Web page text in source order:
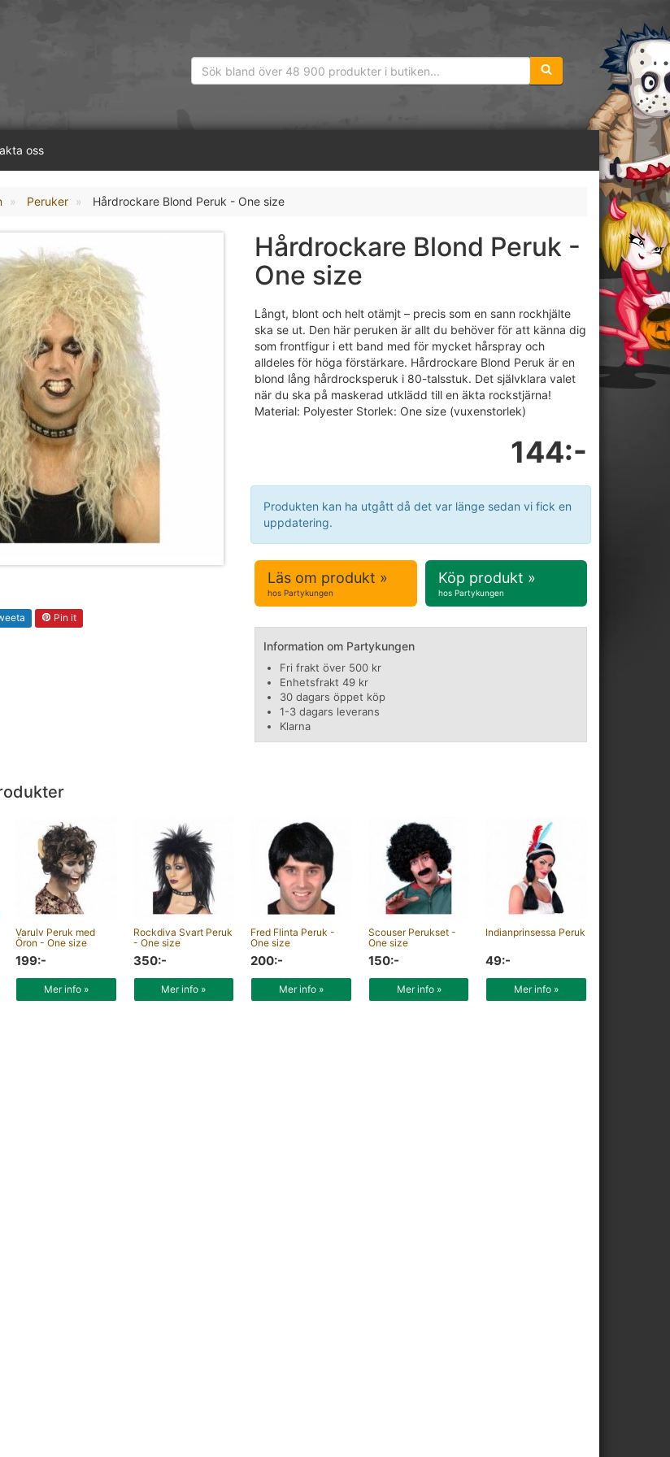
Sökfras:
oss
Peruker Hårdrockare Blond Peruk - One size
Pin it
Hårdrockare Blond Peruk -
One size
Långt, blont och helt otämjt – precis som en sann rockhjälte
ska se ut. Den här peruken är allt du behöver för att känna dig
som frontfigur i ett band med för mycket hårspray och
alldeles för höga förstärkare. Hårdrockare Blond Peruk är en
blond lång hårdrocksperuk i 80-talsstuk. Det självklara valet
när du ska på maskerad utklädd till en äkta rockstjärna!
Material: Polyester Storlek: One size (vuxenstorlek)
144:-
Produkten kan ha utgått då det var länge sedan vi fick en
uppdatering.
Läs om produkt »
hos Partykungen
Köp produkt »
hos Partykungen
Information om Partykungen
Fri frakt över 500 kr
Enhetsfrakt 49 kr
30 dagars öppet köp
1-3 dagars leverans
Klarna
Varulv Peruk med
Öron - One size
199:-
Mer info »
Rockdiva Svart Peruk
- One size
350:-
Mer info »
Fred Flinta Peruk -
One size
200:-
Mer info »
Scouser Perukset -
One size
150:-
Mer info »
Indianprinsessa Peruk
49:-
Mer info »